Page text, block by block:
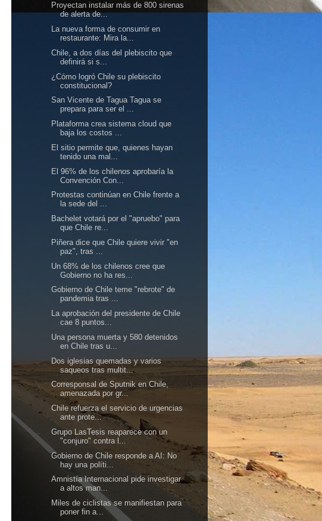
Proyectan instalar más de 800 sirenas
de alerta de...
La nueva forma de consumir en
restaurante: Mira la...
Chile, a dos días del plebiscito que
definirá si s...
¿Cómo logró Chile su plebiscito
constitucional?
San Vicente de Tagua Tagua se
prepara para ser el ...
Plataforma crea sistema cloud que
baja los costos ...
El sitio permite que, quienes hayan
tenido una mal...
El 96% de los chilenos aprobaría la
Convención Con...
Protestas continúan en Chile frente a
la sede del ...
Bachelet votará por el "apruebo" para
que Chile re...
Piñera dice que Chile quiere vivir "en
paz", tras ...
Un 68% de los chilenos cree que
Gobierno no ha res...
Gobierno de Chile teme "rebrote" de
pandemia tras ...
La aprobación del presidente de Chile
cae 8 puntos...
Una persona muerta y 580 detenidos
en Chile tras u...
Dos iglesias quemadas y varios
saqueos tras multit...
Corresponsal de Sputnik en Chile,
amenazada por gr...
Chile refuerza el servicio de urgencias
ante prote...
Grupo LasTesis reaparece con un
"conjuro" contra l...
Gobierno de Chile responde a AI: No
hay una políti...
Amnistía Internacional pide investigar
a altos man...
Miles de ciclistas se manifiestan para
poner fin a...